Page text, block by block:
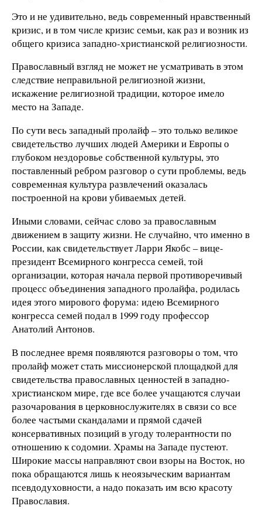
Это и не удивительно, ведь современный нравственный
кризис, и в том числе кризис семьи, как раз и возник из
общего кризиса западно-христианской религиозности.
Православный взгляд не может не усматривать в этом
следствие неправильной религиозной жизни,
искажение религиозной традиции, которое имело
место на Западе.
По сути весь западный пролайф – это только великое
свидетельство лучших людей Америки и Европы о
глубоком нездоровье собственной культуры, это
поставленный ребром разговор о сути проблемы, ведь
современная культура развлечений оказалась
построенной на крови убиваемых детей.
Иными словами, сейчас слово за православным
движением в защиту жизни. Не случайно, что именно в
России, как свидетельствует Ларри Якобс – вице-
президент Всемирного конгресса семей, той
организации, которая начала первой противоречивый
процесс объединения западного пролайфа, родилась
идея этого мирового форума: идею Всемирного
конгресса семей подал в 1999 году профессор
Анатолий Антонов.
В последнее время появляются разговоры о том, что
пролайф может стать миссионерской площадкой для
свидетельства православных ценностей в западно-
христианском мире, где все более учащаются случаи
разочарования в церковнослужителях в связи со все
более частыми скандалами и прямой сдачей
консервативных позиций в угоду толерантности по
отношению к содомии. Храмы на Западе пустеют.
Широкие массы направляют свои взоры на Восток, но
пока обращаются лишь к неоязыческим вариантам
псевдодуховности, а надо показать им всю красоту
Православия.